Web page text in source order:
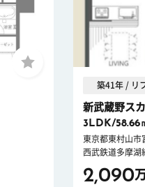
築41年 / リ
新武蔵野ス
3LDK/58.66
東京都東村山市
西武鉄道多摩湖
2,090